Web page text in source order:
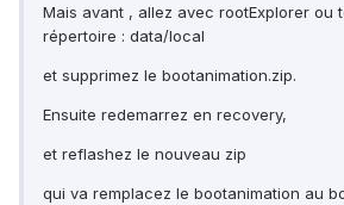
Mais avant , allez avec rootExplorer ou
répertoire : data/local
et supprimez le bootanimation.zip.
Ensuite redemarrez en recovery,
et reflashez le nouveau zip
qui va remplacez le bootanimation au